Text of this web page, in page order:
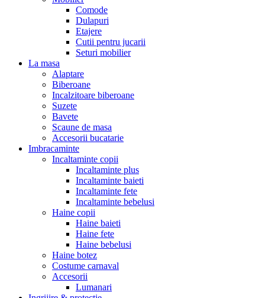
Comode
Dulapuri
Etajere
Cutii pentru jucarii
Seturi mobilier
La masa
Alaptare
Biberoane
Incalzitoare biberoane
Suzete
Bavete
Scaune de masa
Accesorii bucatarie
Imbracaminte
Incaltaminte copii
Incaltaminte plus
Incaltaminte baieti
Incaltaminte fete
Incaltaminte bebelusi
Haine copii
Haine baieti
Haine fete
Haine bebelusi
Haine botez
Costume carnaval
Accesorii
Lumanari